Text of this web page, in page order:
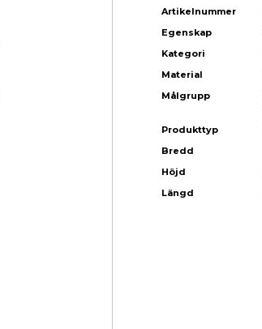
Artikelnummer
Egenskap
Kategori
Material
Målgrupp
Produkttyp
Bredd
Höjd
Längd